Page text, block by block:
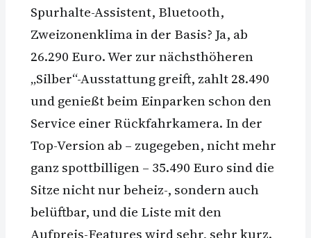
Spurhalte-Assistent, Bluetooth,
Zweizonenklima in der Basis? Ja, ab
26.290 Euro. Wer zur nächsthöheren
„Silber“-Ausstattung greift, zahlt 28.490
und genießt beim Einparken schon den
Service einer Rückfahrkamera. In der
Top-Version ab – zugegeben, nicht mehr
ganz spottbilligen – 35.490 Euro sind die
Sitze nicht nur beheiz-, sondern auch
belüftbar, und die Liste mit den
Aufpreis-Features wird sehr, sehr kurz.